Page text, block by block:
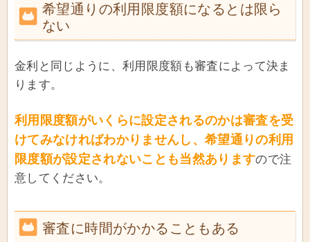
希望通りの利用限度額になるとは限ら
ない
金利と同じように、利用限度額も審査によって決ま
ります。
利用限度額がいくらに設定されるのかは審査を受
けてみなければわかりませんし、希望通りの利用
限度額が設定されないことも当然ありますので注
意してください。
審査に時間がかかることもある